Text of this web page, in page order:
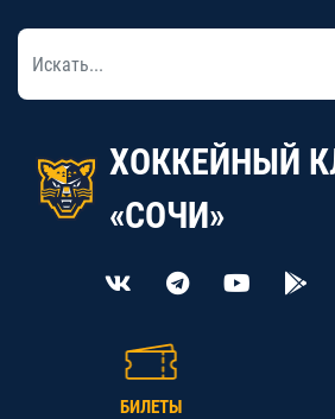
ХОККЕЙНЫЙ
«СОЧИ»
БИЛЕТЫ